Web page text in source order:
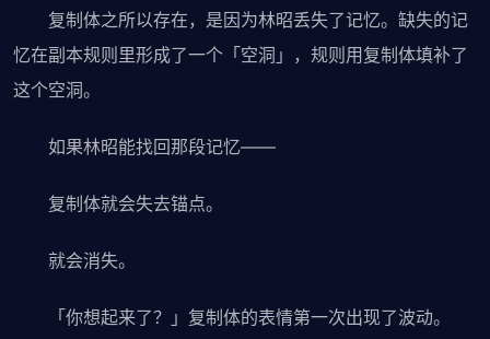
复制体之所以存在，是因为林昭丢失了记忆。缺失的记
忆在副本规则里形成了一个「空洞」，规则用复制体填补了
这个空洞。
如果林昭能找回那段记忆——
复制体就会失去锚点。
就会消失。
「你想起来了？」复制体的表情第一次出现了波动。